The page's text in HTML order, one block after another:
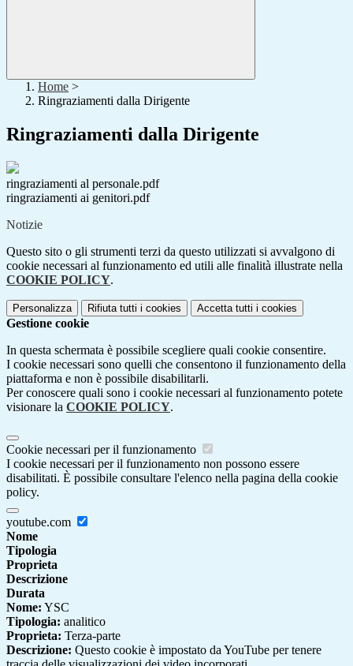
Home >
Ringraziamenti dalla Dirigente
Ringraziamenti dalla Dirigente
ringraziamenti al personale.pdf
ringraziamenti ai genitori.pdf
Notizie
Questo sito o gli strumenti terzi da questo utilizzati si avvalgono di
cookie necessari al funzionamento ed utili alle finalità illustrate nella
COOKIE POLICY.
Personalizza Rifiuta tutti i cookies Accetta tutti i cookies
Gestione cookie
In questa schermata è possibile scegliere quali cookie consentire.
I cookie necessari sono quelli che consentono il funzionamento della
piattaforma e non è possibile disabilitarli.
Per conoscere quali sono i cookie necessari al funzionamento potete
visionare la COOKIE POLICY.
Cookie necessari per il funzionamento
I cookie necessari per il funzionamento non possono essere
disabilitati. È possibile consultare l'elenco nella pagina della cookie
policy.
youtube.com
Nome
Tipologia
Proprieta
Descrizione
Durata
Nome: YSC
Tipologia: analitico
Proprieta: Terza-parte
Descrizione: Questo cookie è impostato da YouTube per tenere